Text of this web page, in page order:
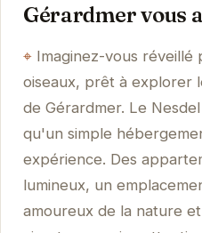
Gérardmer vous
Imaginez-vous réveillé
oiseaux, prêt à explorer
de Gérardmer. Le
qu'un simple
expérience. Des
lumineux, un
amoureux de la nature